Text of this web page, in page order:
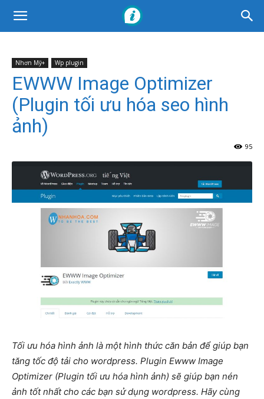
Nhơn Mỹ+ Wp plugin
EWWW Image Optimizer
(Plugin tối ưu hóa seo hình
ảnh)
95
Tối ưu hóa hình ảnh là một hình thức căn bản để giúp bạn
tăng tốc độ tải cho wordpress. Plugin Ewww Image
Optimizer (Plugin tối ưu hóa hình ảnh) sẽ giúp bạn nén
ảnh tốt nhất cho các bạn sử dụng wordpress. Hãy cùng